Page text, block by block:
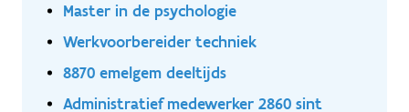
Master in de psychologie
Werkvoorbereider techniek
8870 emelgem deeltijds
Administratief medewerker 2860 sint